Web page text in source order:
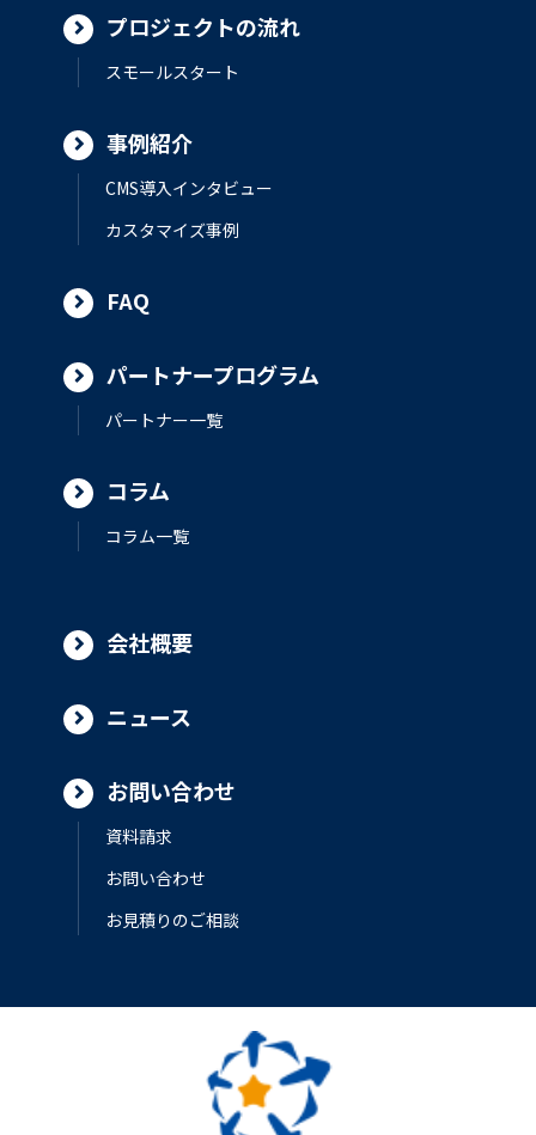
プロジェクトの流れ
スモールスタート
事例紹介
CMS導入インタビュー
カスタマイズ事例
FAQ
パートナープログラム
パートナー一覧
コラム
コラム一覧
会社概要
ニュース
お問い合わせ
資料請求
お問い合わせ
お見積りのご相談